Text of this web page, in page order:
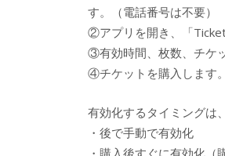
す。（電話番号は不要）
②アプリを開き、「
③有効時間、枚数、チケ
④チケットを購入します
有効化するタイミングは
・後で手動で有効化